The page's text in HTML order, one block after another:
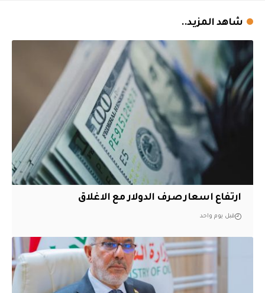
شاهد المزيد..
ارتفاع اسعار صرف الدولار مع الاغلاق
قبل يوم واحد